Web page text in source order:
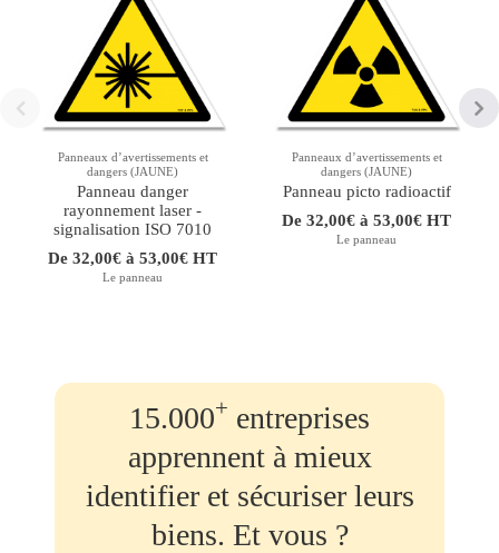
Panneaux d’avertissements et
dangers (JAUNE)
Panneau danger
rayonnement laser -
signalisation ISO 7010
De 32,00€ à 53,00€ HT
Le panneau
Panneaux d’avertissements et
dangers (JAUNE)
Panneau picto radioactif
De 32,00€ à 53,00€ HT
Le panneau
15.000+ entreprises
apprennent à mieux
identifier et sécuriser leurs
biens. Et vous ?